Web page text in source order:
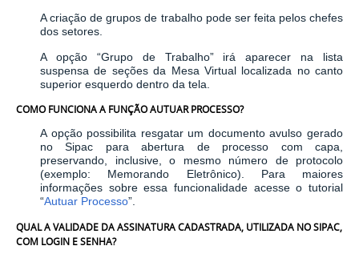
A criação de grupos de trabalho pode ser feita pelos chefes
dos setores.
A opção “Grupo de Trabalho” irá aparecer na lista
suspensa de seções da Mesa Virtual localizada no canto
superior esquerdo dentro da tela.
COMO FUNCIONA A FUNÇÃO AUTUAR PROCESSO?
A opção possibilita resgatar um documento avulso gerado
no Sipac para abertura de processo com capa,
preservando, inclusive, o mesmo número de protocolo
(exemplo: Memorando Eletrônico). Para maiores
informações sobre essa funcionalidade acesse o tutorial
“Autuar Processo”.
QUAL A VALIDADE DA ASSINATURA CADASTRADA, UTILIZADA NO SIPAC,
COM LOGIN E SENHA?